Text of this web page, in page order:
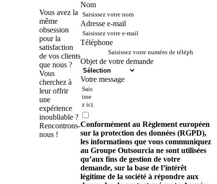
Vous avez la
même
obsession
pour la
satisfaction
de vos clients
que nous ?
Vous
cherchez à
leur offrir
une
expérience
inoubliable ?
Rencontrons-
nous !
Nom
Adresse e-mail
Téléphone
Objet de votre demande
Votre message
Conformément au Règlement européen
sur la protection des données (RGPD),
les informations que vous communiquez
au Groupe Outsourcia ne sont utilisées
qu’aux fins de gestion de votre
demande, sur la base de l’intérêt
légitime de la société à répondre aux